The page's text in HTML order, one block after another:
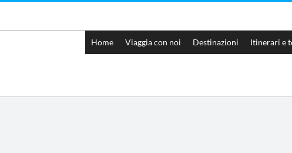
Home Viaggia con noi Destinazioni Itinerari e